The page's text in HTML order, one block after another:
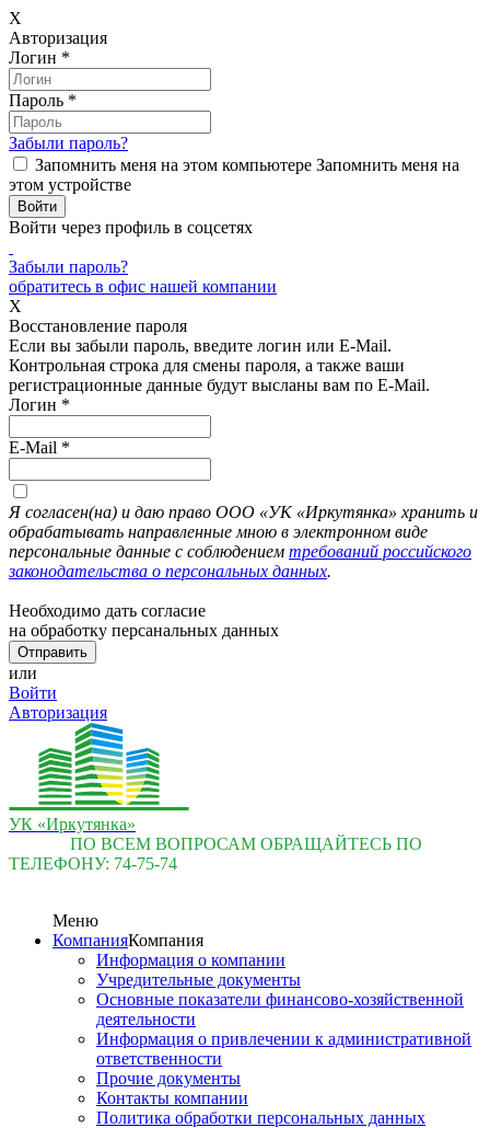
X
Авторизация
Логин *
Пароль *
Забыли пароль?
Запомнить меня на этом компьютере Запомнить меня на
этом устройстве
Войти через профиль в соцсетях
Забыли пароль?
обратитесь в офис нашей компании
X
Восстановление пароля
Если вы забыли пароль, введите логин или E-Mail.
Контрольная строка для смены пароля, а также ваши
регистрационные данные будут высланы вам по E-Mail.
Логин *
E-Mail *
Я согласен(на) и даю право ООО «УК «Иркутянка» хранить и
обрабатывать направленные мною в электронном виде
персональные данные с соблюдением требований российского
законодательства о персональных данных.
Необходимо дать согласие
на обработку персанальных данных
или
Войти
Авторизация
УК «Иркутянка»
ПО ВСЕМ ВОПРОСАМ ОБРАЩАЙТЕСЬ ПО
ТЕЛЕФОНУ: 74-75-74
Меню
КомпанияКомпания
Информация о компании
Учредительные документы
Основные показатели финансово-хозяйственной
деятельности
Информация о привлечении к административной
ответственности
Прочие документы
Контакты компании
Политика обработки персональных данных